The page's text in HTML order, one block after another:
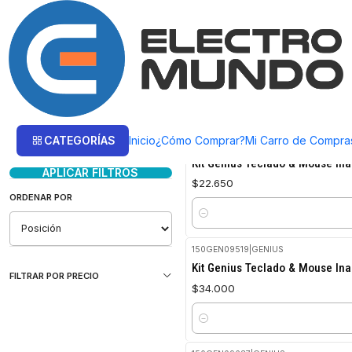
CATEGORÍAS Inicio¿Cómo Comprar?Mi Carro de
Inicio Productos AUDIO Micrófono Kit Teclado y Mouse
Kit Teclado y Mouse
Filtrar Productos
1-3 de 3 productos
APLICAR FILTROS
ORDENAR POR
FILTRAR POR PRECIO
150GEN09518|GENIUS
Kit Genius Teclado & Mouse
$22.650
Cantidad
150GEN09519 GENIUS
Kit Genius Teclado & Mouse
$34.000
Cantidad